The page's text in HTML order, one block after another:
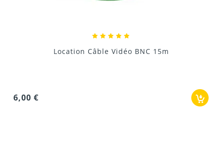
Location Câble Vidéo BNC 15m
6,00 €